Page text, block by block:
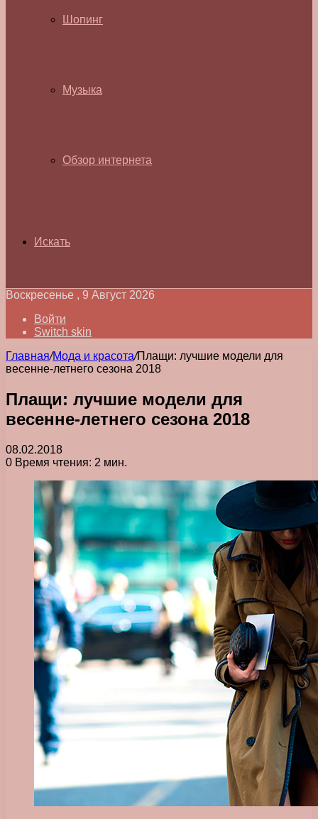
Шопинг
Музыка
Обзор интернета
Искать
Воскресенье , 9 Август 2026
Войти
Switch skin
Главная/Мода и красота/Плащи: лучшие модели для
весенне-летнего сезона 2018
Плащи: лучшие модели для
весенне-летнего сезона 2018
08.02.2018
0 Время чтения: 2 мин.